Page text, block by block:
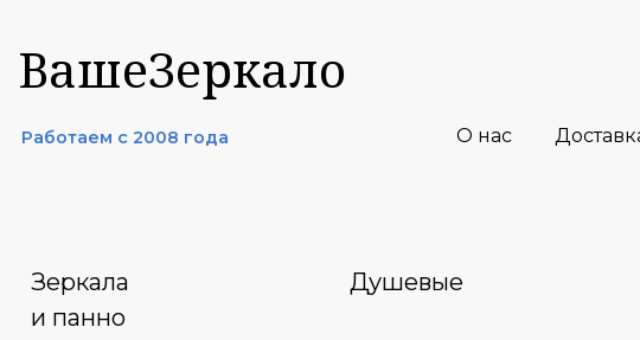
ВашеЗеркало
Работаем с 2008 года О нас
Зеркала
и панно
Душевые